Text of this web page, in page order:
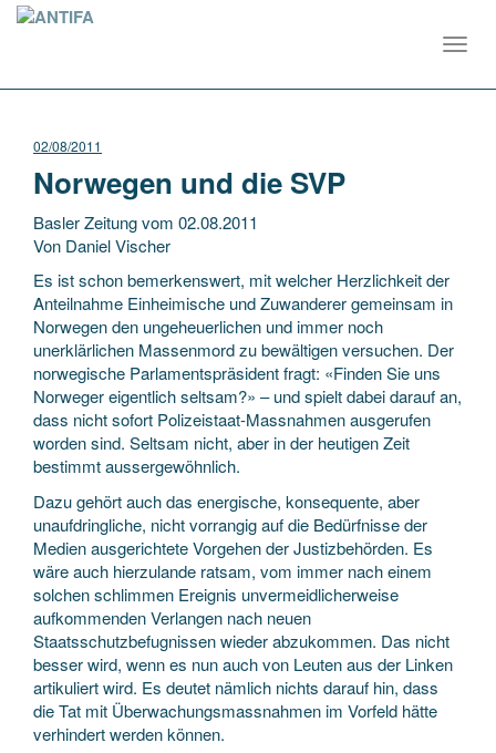
02/08/2011
Norwegen und die SVP
Basler Zeitung vom 02.08.2011
Von Daniel Vischer
Es ist schon bemerkenswert, mit welcher Herzlichkeit der
Anteilnahme Einheimische und Zuwanderer gemeinsam in
Norwegen den ungeheuerlichen und immer noch
unerklärlichen Massenmord zu bewältigen versuchen. Der
norwegische Parlamentspräsident fragt: «Finden Sie uns
Norweger eigentlich seltsam?» – und spielt dabei darauf an,
dass nicht sofort Polizeistaat-Massnahmen ausgerufen
worden sind. Seltsam nicht, aber in der heutigen Zeit
bestimmt aussergewöhnlich.
Dazu gehört auch das energische, konsequente, aber
unaufdringliche, nicht vorrangig auf die Bedürfnisse der
Medien ausgerichtete Vorgehen der Justizbehörden. Es
wäre auch hierzulande ratsam, vom immer nach einem
solchen schlimmen Ereignis unvermeidlicherweise
aufkommenden Verlangen nach neuen
Staatsschutzbefugnissen wieder abzukommen. Das nicht
besser wird, wenn es nun auch von Leuten aus der Linken
artikuliert wird. Es deutet nämlich nichts darauf hin, dass
die Tat mit Überwachungsmassnahmen im Vorfeld hätte
verhindert werden können.